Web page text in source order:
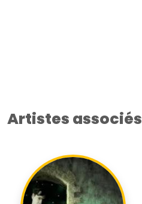
Artistes associés